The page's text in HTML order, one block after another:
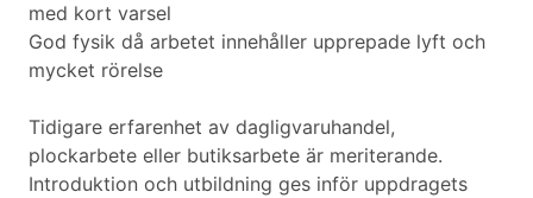
med kort varsel
God fysik då arbetet innehåller upprepade lyft och
mycket rörelse
Tidigare erfarenhet av dagligvaruhandel,
plockarbete eller butiksarbete är meriterande.
Introduktion och utbildning ges inför uppdragets